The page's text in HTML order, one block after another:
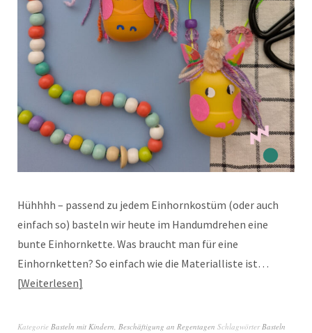
Hühhhh – passend zu jedem Einhornkostüm (oder auch
einfach so) basteln wir heute im Handumdrehen eine
bunte Einhornkette. Was braucht man für eine
Einhornketten? So einfach wie die Materialliste ist…
Weiterlesen
Kategorie Basteln mit Kindern, Beschäftigung an Regentagen SchlagwörterBasteln